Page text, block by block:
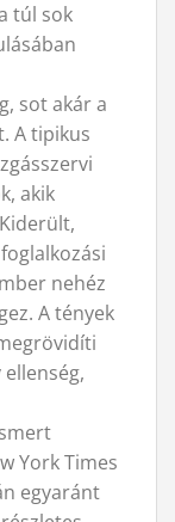
túl sok
sot akár a
A tipikus
akik
nehéz
A tények
York Times
egyaránt